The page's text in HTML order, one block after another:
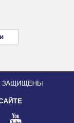
ЗАЩИЩЕНЫ